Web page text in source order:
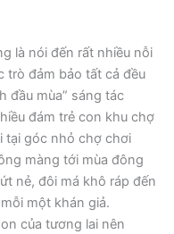
là nói đến rất nhiều nỗi
trò đảm bảo tất cả đều
đầu mùa” sáng tác
đám trẻ con khu chợ
tại góc nhỏ chợ chơi
màng tới mùa đông
nẻ, đôi má khô ráp đến
một khán giả.
của tương lai nên